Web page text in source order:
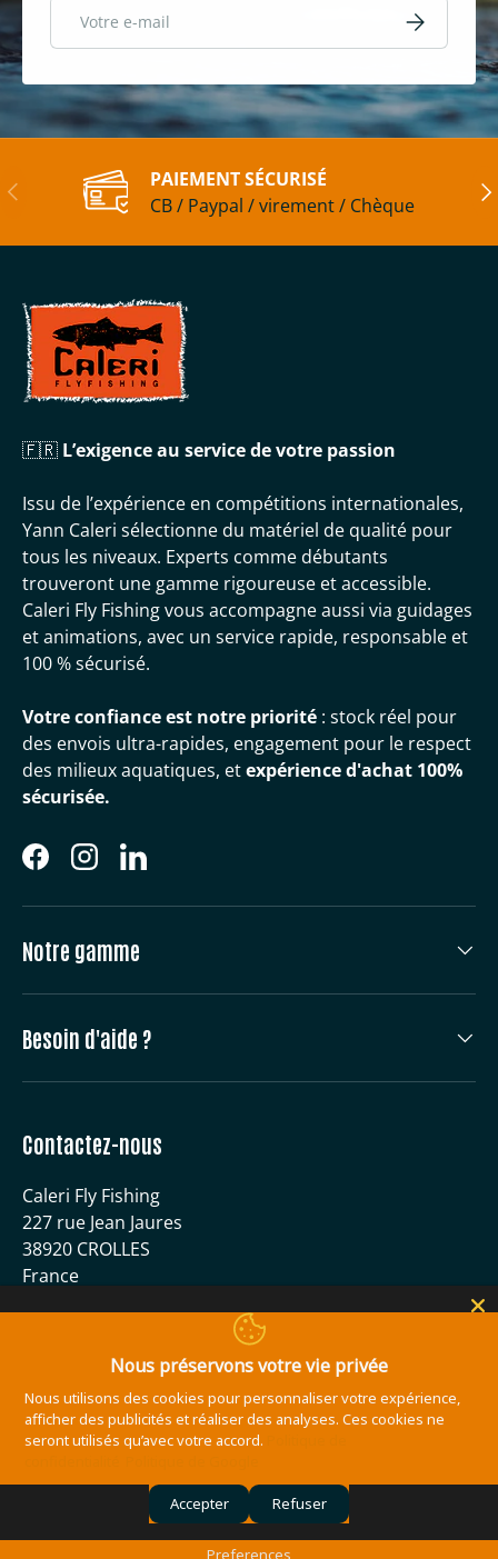
S’inscrire
Précédent
PAIEMENT SÉCURISÉ
CB / Paypal / virement / Chèque
🇫🇷 L’exigence au service de votre passion
Issu de l’expérience en compétitions internationales,
Yann Caleri sélectionne du matériel de qualité pour
tous les niveaux. Experts comme débutants
trouveront une gamme rigoureuse et accessible.
Caleri Fly Fishing vous accompagne aussi via guidages
et animations, avec un service rapide, responsable et
100 % sécurisé.
Votre confiance est notre priorité : stock réel pour
des envois ultra-rapides, engagement pour le respect
des milieux aquatiques, etexpérience d'achat 100%
sécurisée.
FacebookInstagramLinkedIn
Notre gamme
Besoin d'aide ?
Contactez-nous
Caleri Fly Fishing
227 rue Jean Jaures
38920 CROLLES
France
contact@caleri-flyfishing.com
Moyens de paiement acceptés
Caleri Fly Fishing.Site réalisé par l'agence de communication
Nous préservons votre vie privée
Nous utilisons des cookies pour personnaliser votre expérience,
afficher des publicités et réaliser des analyses. Ces cookies ne
seront utilisés qu’avec votre accord.
Accepter Refuser
Preferences